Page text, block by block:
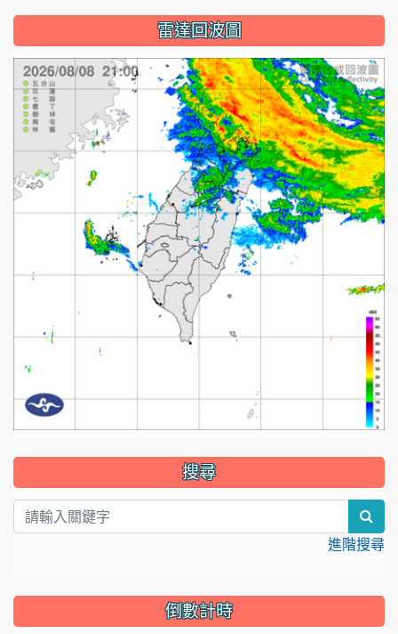
雷達回波圖
::: 搜尋
進階搜尋
倒數計時